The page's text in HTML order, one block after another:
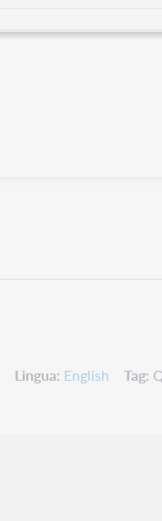
Lingua English Tag